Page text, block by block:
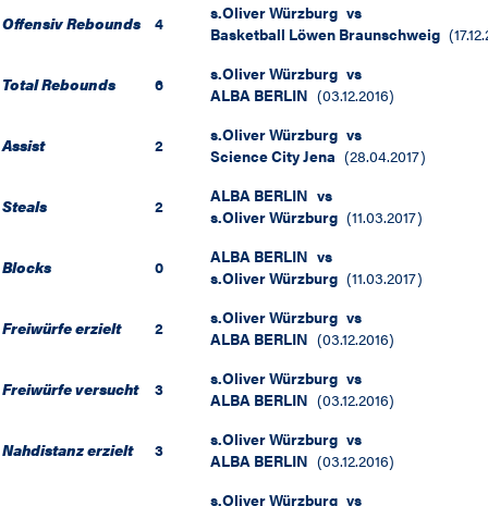
Offensiv Rebounds 4 s.Oliver Würzburg vs
Basketball Löwen Braunschweig (
Total Rebounds 6 s.Oliver Würzburg vs
ALBA BERLIN (03.12.2016)
Assist 2 s.Oliver Würzburg vs
Science City Jena (28.04.2017)
Steals 2 ALBA BERLIN vs
s.Oliver Würzburg (11.03.2017)
Blocks 0 ALBA BERLIN vs
s.Oliver Würzburg (11.03.2017)
Freiwürfe erzielt 2 s.Oliver Würzburg vs
ALBA BERLIN (03.12.2016)
Freiwürfe versucht 3 s.Oliver Würzburg vs
ALBA BERLIN (03.12.2016)
Nahdistanz erzielt 3 s.Oliver Würzburg vs
ALBA BERLIN (03.12.2016)
s.Oliver Würzburg vs